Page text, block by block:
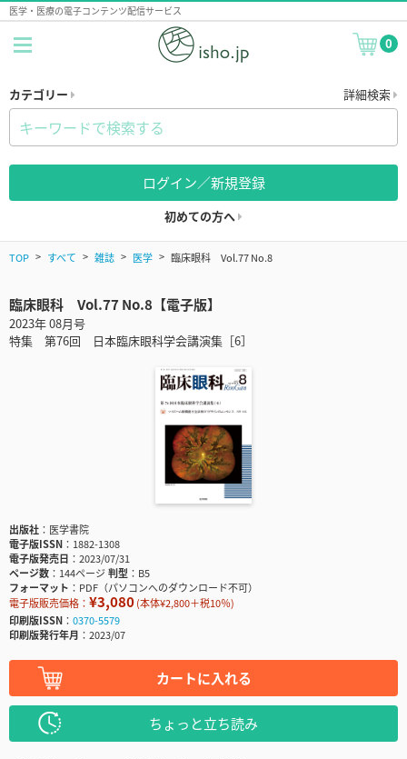
医学・医療の電子コンテンツ配信サービス
0
カテゴリー 詳細検索
ログイン／新規登録
初めての方へ
TOP すべて 雑誌 医学 臨床眼科 Vol.77 No.8
臨床眼科 Vol.77 No.8【電子版】
2023年 08月号
特集 第76回 日本臨床眼科学会講演集［6］
出版社
医学書院
電子版ISSN
1882-1308
電子版発売日
2023/07/31
ページ数
144ページ判型
B5
フォーマット
PDF（パソコンへのダウンロード不可）
電子版販売価格： ¥3,080(本体¥2,800＋税10％)
印刷版ISSN
0370-5579
印刷版発行年月
2023/07
カートに入れる
ちょっと立ち読み